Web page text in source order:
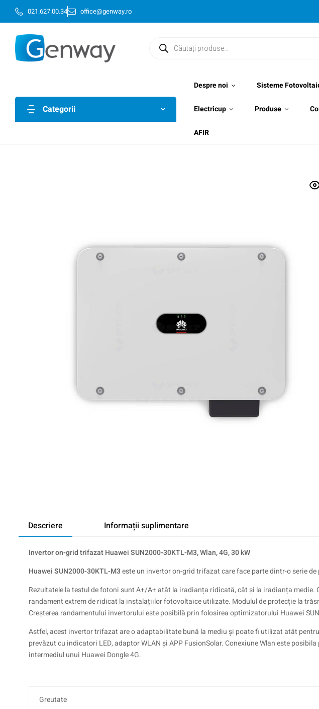
021.627.00.34 office@genway.ro
Categorii
Despre noi Sisteme
Electricup Produse
AFIR
Descriere Informații suplimentare
Invertor on-grid trifazat Huawei SUN2000-30KTL-M3, Wlan, 4G, 30 kW
Huawei SUN2000-30KTL-M3este un invertor on-grid trifazat care face parte dintr-o serie
Rezultatele la testul de fotoni sunt A+/A+ atât la iradianța ridicată, cât și la iradianța
randament extrem de ridicat la instalațiilor fotovoltaice utilizate. Modulul de protecție la
Creșterea randamentului invertorului este posibilă prin folosirea optimizatorului Huawei
Astfel, acest invertor trifazat are o adaptabilitate bună la mediu și poate fi utilizat atât
prevăzut cu indicatori LED, adaptor WLAN și APP FusionSolar. Conexiune Wlan este
intermediul unui Huawei Dongle 4G.
Greutate